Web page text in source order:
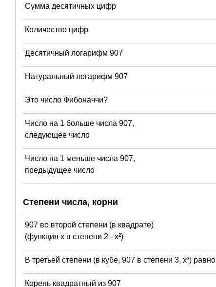
Сумма десятичных цифр
Количество цифр
Десятичный логарифм 907
Натуральный логарифм 907
Это число Фибоначчи?
Число на 1 больше числа 907,
следующее число
Число на 1 меньше числа 907,
предыдущее число
Степени числа, корни
907 во второй степени (в квадрате)
(функция x в степени 2 - x²)
В третьей степени (в кубе, 907 в степени 3, x³) равно
Корень квадратный из 907